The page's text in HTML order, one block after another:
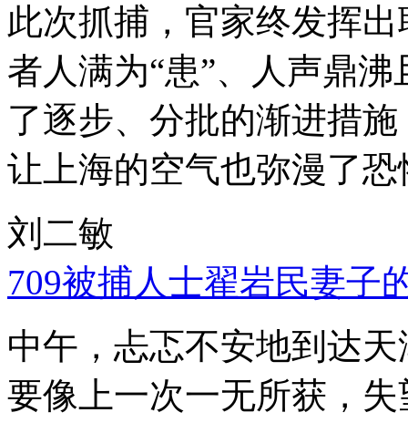
此次抓捕，官家终发挥
者人满为“患”、人声鼎
了逐步、分批的渐进措
让上海的空气也弥漫了
刘二敏
709被捕人士翟岩民妻子
中午，忐忑不安地到达
要像上一次一无所获，